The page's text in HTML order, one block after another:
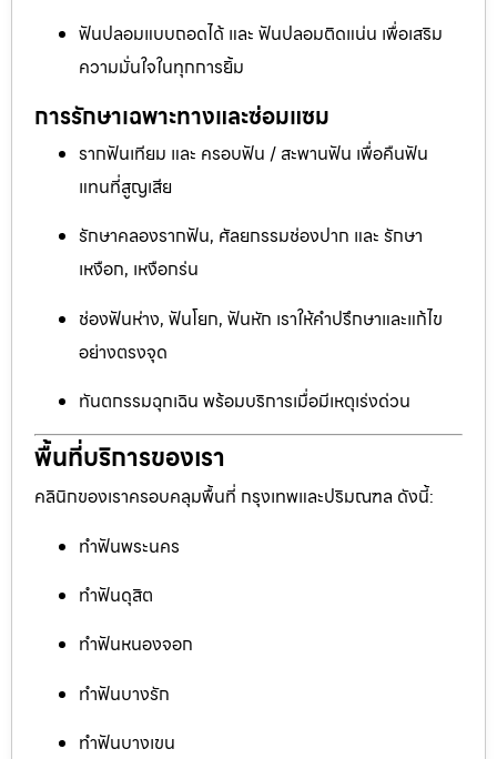
ฟันปลอมแบบถอดได้ และ ฟันปลอมติดแน่น เพื่อเสริม
ความมั่นใจในทุกการยิ้ม
การรักษาเฉพาะทางและซ่อมแซม
รากฟันเทียม และ ครอบฟัน / สะพานฟัน เพื่อคืนฟัน
แทนที่สูญเสีย
รักษาคลองรากฟัน, ศัลยกรรมช่องปาก และ รักษา
เหงือก, เหงือกร่น
ช่องฟันห่าง, ฟันโยก, ฟันหัก เราให้คำปรึกษาและแก้ไข
อย่างตรงจุด
ทันตกรรมฉุกเฉิน พร้อมบริการเมื่อมีเหตุเร่งด่วน
พื้นที่บริการของเรา
คลินิกของเราครอบคลุมพื้นที่ กรุงเทพและปริมณฑล ดังนี้:
ทำฟันพระนคร
ทำฟันดุสิต
ทำฟันหนองจอก
ทำฟันบางรัก
ทำฟันบางเขน